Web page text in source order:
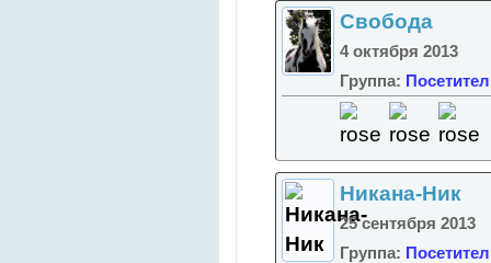
Свобода
4 октября 2013
Группа:
Никана-Ник
25 сентября 2013
Группа: